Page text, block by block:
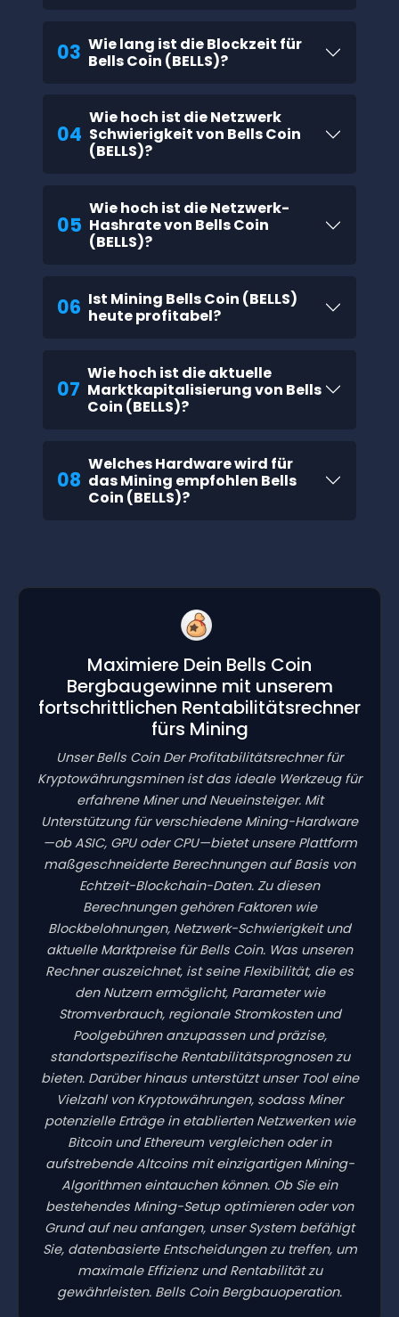
03 Wie lang ist die Blockzeit für
Bells Coin (BELLS)?
04
Wie hoch ist die Netzwerk
Schwierigkeit von Bells Coin
(BELLS)?
05
Wie hoch ist die Netzwerk-
Hashrate von Bells Coin
(BELLS)?
06 Ist Mining Bells Coin (BELLS)
heute profitabel?
07
Wie hoch ist die aktuelle
Marktkapitalisierung von Bells
Coin (BELLS)?
08
Welches Hardware wird für
das Mining empfohlen Bells
Coin (BELLS)?
Maximiere Dein Bells Coin
Bergbaugewinne mit unserem
fortschrittlichen Rentabilitätsrechner
fürs Mining
Unser Bells Coin Der Profitabilitätsrechner für
Kryptowährungsminen ist das ideale Werkzeug für
erfahrene Miner und Neueinsteiger. Mit
Unterstützung für verschiedene Mining-Hardware
—ob ASIC, GPU oder CPU—bietet unsere Plattform
maßgeschneiderte Berechnungen auf Basis von
Echtzeit-Blockchain-Daten. Zu diesen
Berechnungen gehören Faktoren wie
Blockbelohnungen, Netzwerk-Schwierigkeit und
aktuelle Marktpreise für Bells Coin. Was unseren
Rechner auszeichnet, ist seine Flexibilität, die es
den Nutzern ermöglicht, Parameter wie
Stromverbrauch, regionale Stromkosten und
Poolgebühren anzupassen und präzise,
standortspezifische Rentabilitätsprognosen zu
bieten. Darüber hinaus unterstützt unser Tool eine
Vielzahl von Kryptowährungen, sodass Miner
potenzielle Erträge in etablierten Netzwerken wie
Bitcoin und Ethereum vergleichen oder in
aufstrebende Altcoins mit einzigartigen Mining-
Algorithmen eintauchen können. Ob Sie ein
bestehendes Mining-Setup optimieren oder von
Grund auf neu anfangen, unser System befähigt
Sie, datenbasierte Entscheidungen zu treffen, um
maximale Effizienz und Rentabilität zu
gewährleisten. Bells Coin Bergbauoperation.